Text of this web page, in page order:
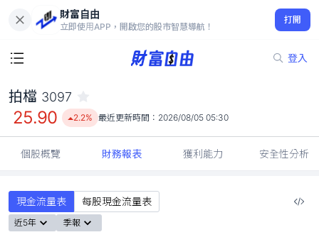
財富自由
立即使用APP，開啟您的股市智慧導航！
打開
登入
25.90
2.2%
拍檔 3097
25.90 2.2% 最近更新時間： 2026/08/05 05:30
個股概覽 財務報表 獲利能力 安全性分析
現金流量表 每股現金流量表
近5年 季報